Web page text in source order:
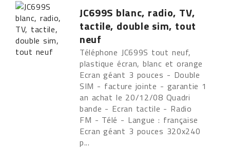
JC699S blanc, radio, TV,
tactile, double sim, tout
neuf
Téléphone JC699S tout neuf,
plastique écran, blanc et orange
Ecran géant 3 pouces - Double
SIM - facture jointe - garantie 1
an achat le 20/12/08 Quadri
bande - Ecran tactile - Radio
FM - Télé - Langue : française
Ecran géant 3 pouces 320x240
p...